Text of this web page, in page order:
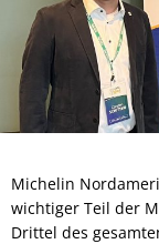
Michelin
wichtiger Teil der
Drittel des